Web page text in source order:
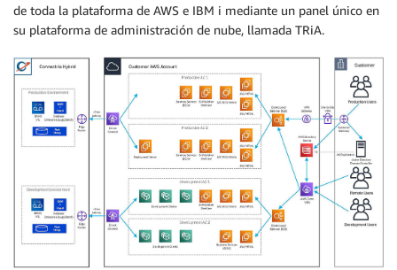
de toda la plataforma de AWS e IBM i mediante un panel único en
su plataforma de administración de nube, llamada TRiA.